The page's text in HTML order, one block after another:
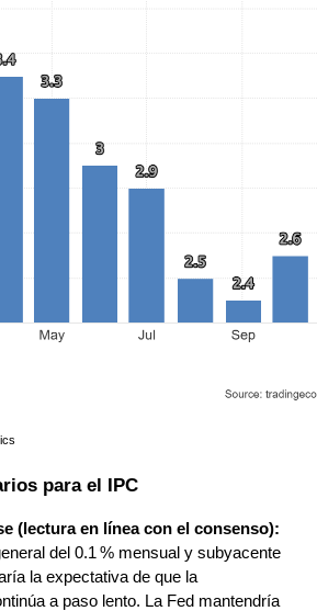
para el IPC
(lectura en línea con el consenso):
del 0.1 % mensual y subyacente
la expectativa de que la
a paso lento. La Fed mantendría